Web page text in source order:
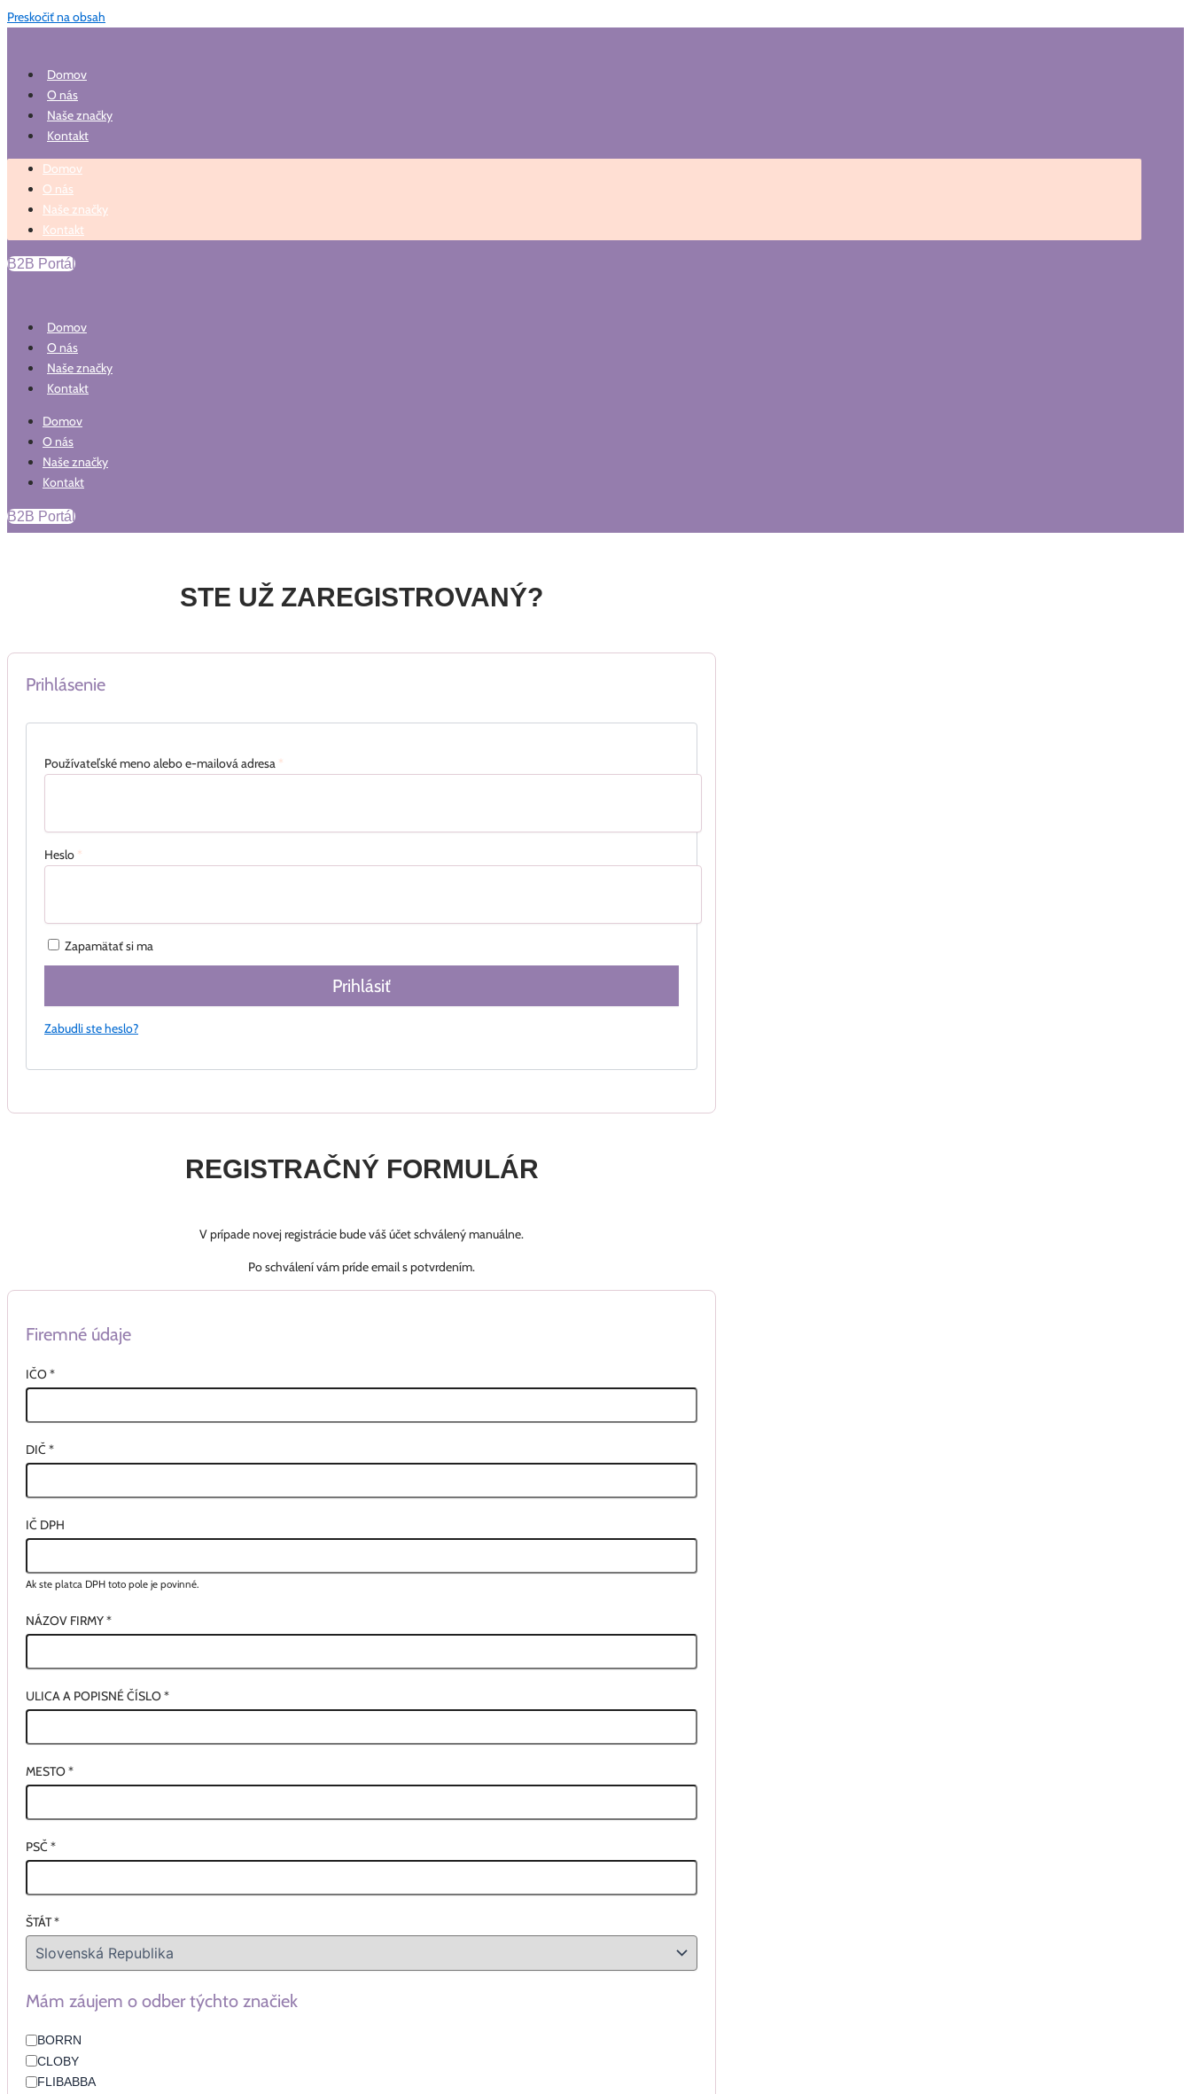
Preskočiť na obsah
Domov
O nás
Naše značky
Kontakt
Domov
O nás
Naše značky
Kontakt
B2B Portál
Domov
O nás
Naše značky
Kontakt
Domov
O nás
Naše značky
Kontakt
B2B Portál
STE UŽ ZAREGISTROVANÝ?
Prihlásenie
Používateľské meno alebo e-mailová adresa *
Heslo *
Zapamätať si ma
Prihlásiť
Zabudli ste heslo?
REGISTRAČNÝ FORMULÁR
V prípade novej registrácie bude váš účet schválený manuálne.
Po schválení vám príde email s potvrdením.
Firemné údaje
IČO*
DIČ *
IČ DPH
Ak ste platca DPH toto pole je povinné.
NÁZOV FIRMY*
ULICA A POPISNÉ ČÍSLO*
MESTO*
PSČ *
ŠTÁT*
Mám záujem o odber týchto značiek
BORRN
CLOBY
FLIBABBA